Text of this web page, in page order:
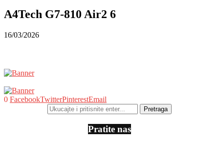
A4Tech G7-810 Air2 6
16/03/2026
0 FacebookTwitterPinterestEmail
Pratite nas